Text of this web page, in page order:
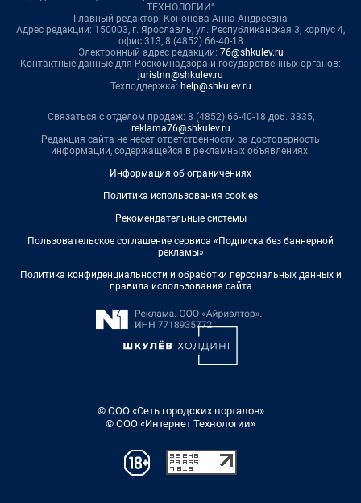
ТЕХНОЛОГИИ"
Главный редактор: Кононова Анна Андреевна
Адрес редакции: 150003, г. Ярославль, ул. Республиканская 3, корпус 4,
офис 313, 8 (4852) 66-40-18
Электронный адрес редакции: 76@shkulev.ru
Контактные данные для Роскомнадзора и государственных органов:
juristnn@shkulev.ru
Техподдержка: help@shkulev.ru
Связаться с отделом продаж: 8 (4852) 66-40-18 доб. 3335,
reklama76@shkulev.ru
Редакция сайта не несет ответственности за достоверность
информации, содержащейся в рекламных объявлениях.
Информация об ограничениях
Политика использования cookies
Рекомендательные системы
Пользовательское соглашение сервиса «Подписка без баннерной
рекламы»
Политика конфиденциальности и обработки персональных данных и
правила использования сайта
© ООО «Сеть городских порталов»
© ООО «Интернет Технологии»